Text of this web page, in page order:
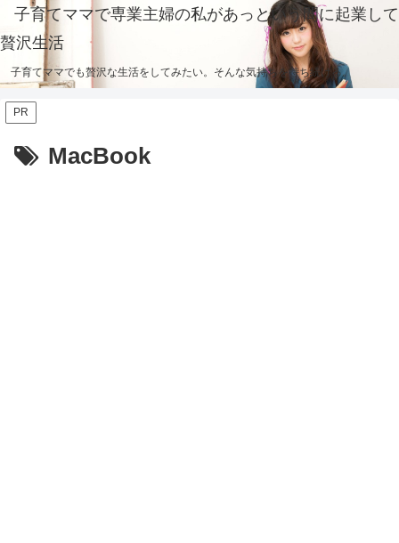
子育てママで専業主婦の私があっという間に起業して
贅沢生活
子育てママでも贅沢な生活をしてみたい。そんな気持ちを持ち続ける。
PR
MacBook